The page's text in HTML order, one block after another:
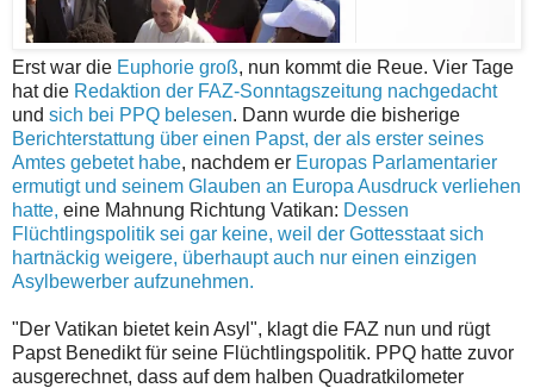
Erst war die Euphorie groß, nun kommt die Reue. Vier Tage
hat die Redaktion der FAZ-Sonntagszeitung nachgedacht
und sich bei PPQ belesen. Dann wurde die bisherige
Berichterstattung über einen Papst, der als erster seines
Amtes gebetet habe, nachdem er Europas Parlamentarier
ermutigt und seinem Glauben an Europa Ausdruck verliehen
hatte, eine Mahnung Richtung Vatikan: Dessen
Flüchtlingspolitik sei gar keine, weil der Gottesstaat sich
hartnäckig weigere, überhaupt auch nur einen einzigen
Asylbewerber aufzunehmen.
"Der Vatikan bietet kein Asyl", klagt die FAZ nun und rügt
Papst Benedikt für seine Flüchtlingspolitik. PPQ hatte zuvor
ausgerechnet, dass auf dem halben Quadratkilometer